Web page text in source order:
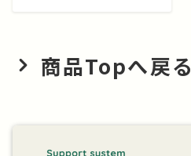
商品Topへ戻る